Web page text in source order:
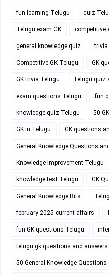
fun learning Telugu quiz
Telugu exam GK competitive
general knowledge quiz trivia
Competitive GK Telugu GK
GK trivia Telugu Telugu quiz
exam questions Telugu fun
knowledge quiz Telugu 50
GK in Telugu GK questions
General Knowledge Questions
Knowledge Improvement Telugu
knowledge test Telugu GK
General Knowledge Bits
february 2025 current affairs
fun GK questions Telugu
telugu gk questions and answers
50 General Knowledge Questions